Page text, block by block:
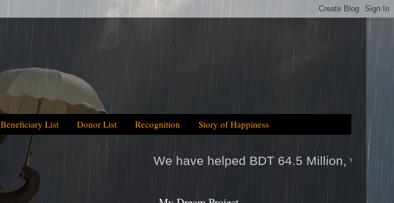
Beneficiary List Donor List Recognition Story of Happiness
We have helped BDT 64.5 Million, which is equal to 2025tk help/